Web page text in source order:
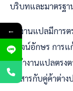
บริบทและมาตรฐ
ทุกงานแปลมีการต
พิสูจน์อักษร การแ
ได้ว่างานแปลตรง
สื่อสารกับคู่ค้าต่าง
←